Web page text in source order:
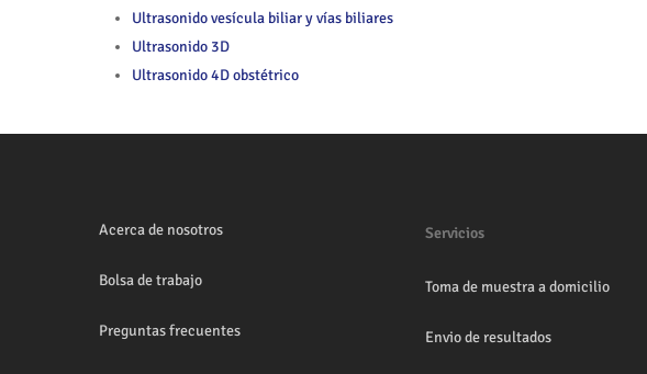
Ultrasonido vesícula biliar y vías biliares
Ultrasonido 3D
Ultrasonido 4D obstétrico
Acerca de nosotros
Bolsa de trabajo
Preguntas frecuentes
Servicios
Toma de muestra a domicilio
Envio de resultados